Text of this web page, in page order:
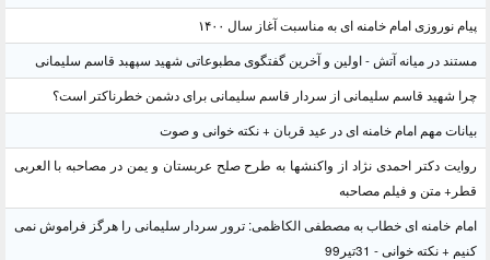
پیام نوروزی امام خامنه ای به مناسبت آغاز سال ۱۴۰۰
مستند در میانه آتش - اولین و آخرین گفتگوی مطبوعاتی شهید سپهبد قاسم سلیمانی
چرا شهید قاسم سلیمانی از سردار قاسم سلیمانی برای دشمن خطرناکتر است؟
بیانات مهم امام خامنه ای در عید قربان + نکته خوانی و صوت
روایت دکتر احمدی نژاد از واکنشها به طرح صلح عربستان و یمن در مصاحبه با العربی
قطر+ متن و فیلم مصاحبه
امام خامنه ای خطاب به مصطفی الکاظمی: ترور سردار سلیمانی را هرگز فراموش نمی
کنیم + نکته خوانی - 31تیر99